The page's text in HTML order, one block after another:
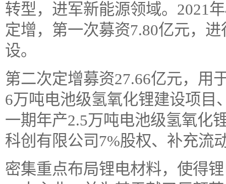
转型，进军新能源领域。2021
定增，第一次募资7.80亿元，
设。
第二次定增募资27.66亿元，用
6万吨电池级氢氧化锂建设项目
一期年产2.5万吨电池级氢氧化
科创有限公司7%股权、补充流
密集重点布局锂电材料，使得